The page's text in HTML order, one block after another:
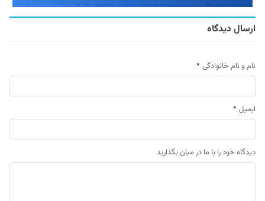
ارسال دیدگاه
نام و نام خانوادگی *
ایمیل *
دیدگاه خود را با ما در میان بگذارید